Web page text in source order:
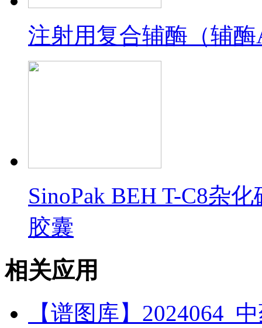
注射用复合辅酶（辅
SinoPak BEH T-C8杂
胶囊
相关应用
【谱图库】2024064_